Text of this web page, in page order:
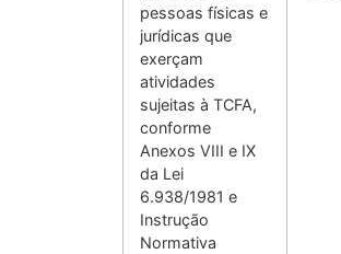
pessoas físicas e
jurídicas que
exerçam
atividades
sujeitas à TCFA,
conforme
Anexos VIII e IX
da Lei
6.938/1981 e
Instrução
Normativa